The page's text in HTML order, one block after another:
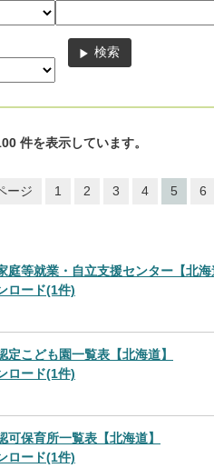
件を表示しています。
ージ 1 2 3 4 5 6
庭等就業・自立支援センター【北海
ロード(1件)
定こども園一覧表【北海道】
ロード(1件)
可保育所一覧表【北海道】
ロード(1件)